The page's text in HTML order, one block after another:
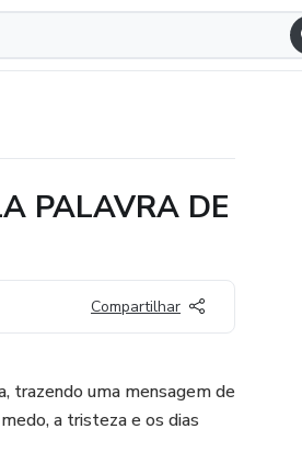
PALAVRA DE
Compartilhar
trazendo uma mensagem de
a tristeza e os dias